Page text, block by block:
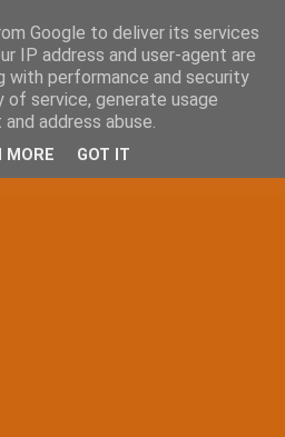
Google to deliver its services
IP address and user-agent are
with performance and security
service, generate usage
address abuse.
MORE GOT IT